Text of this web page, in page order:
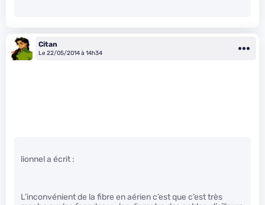
Citan
Le 22/05/2014 à 14h34
lionnel a écrit :
L’inconvénient de la fibre en aérien c’est que c’est très